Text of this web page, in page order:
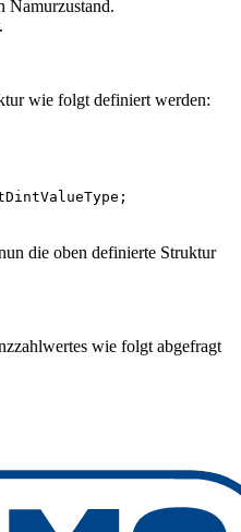
Namurzustand.
wie folgt definiert werden:
die oben definierte Struktur
wie folgt abgefragt